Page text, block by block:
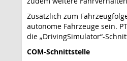
Zusätzlich zum
autonome Fahrzeuge sein.
die „DrivingSimulator“-
COM-Schnittstelle